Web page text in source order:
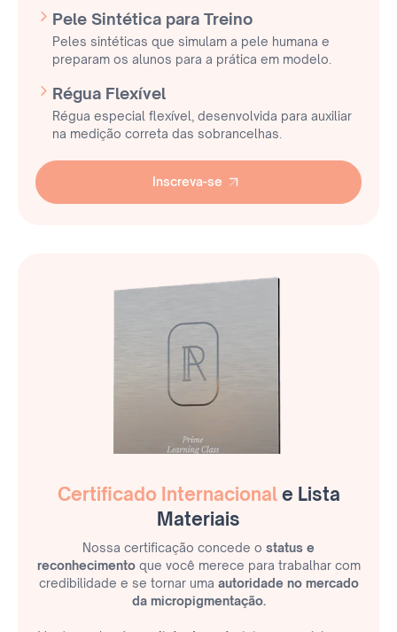
Pele Sintética para Treino
Peles sintéticas que simulam a pele humana e
preparam os alunos para a prática em modelo.
Régua Flexível
Régua especial flexível, desenvolvida para auxiliar
na medição correta das sobrancelhas.
Inscreva-se
Certificado Internacionale Lista
Materiais
Nossa certificação concede o status e
reconhecimentoque você merece para trabalhar com
credibilidade e se tornar uma autoridade no mercado
da micropigmentação.